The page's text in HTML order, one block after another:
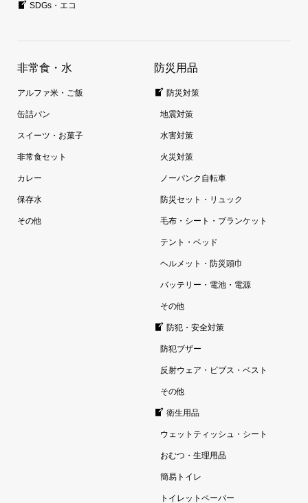
SDGs・エコ
非常食・水
アルファ米・ご飯
缶詰パン
スイーツ・お菓子
非常食セット
カレー
保存水
その他
防災用品
防災対策
地震対策
水害対策
火災対策
ノーパンク自転車
防災セット・リュック
毛布・シート・ブランケット
テント・ベッド
ヘルメット・防災頭巾
バッテリー・電池・電源
その他
防犯・安全対策
防犯ブザー
反射ウェア・ビブス・ベスト
その他
衛生用品
ウェットティッシュ・シート
おむつ・生理用品
簡易トイレ
トイレットペーパー